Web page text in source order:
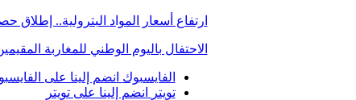
ارتفاع أسعار المواد البترولية..
الاحتفال باليوم الوطني للمغاربة
الفايسبوك انضم إلينا على
تويتر
انضم إلينا على تويتر